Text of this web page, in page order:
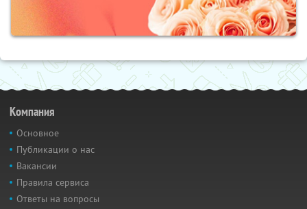
Компания
Основное
Публикации о нас
Вакансии
Правила сервиса
Ответы на вопросы